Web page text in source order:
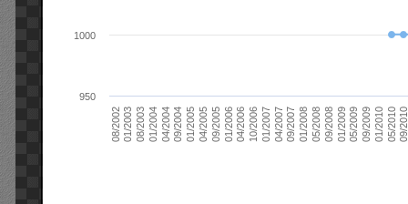
08/200201/200308/200301/200404/200409/200401/200504/200509/200501/200604/200610/200601/200704/200709/200701/200805/200809/200801/200905/200909/200901/201005/201009/
950
1000